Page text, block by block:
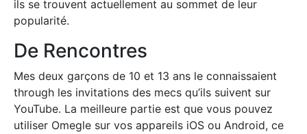
ils se trouvent actuellement au sommet de leur
popularité.
De Rencontres
Mes deux garçons de 10 et 13 ans le connaissaient
through les invitations des mecs qu’ils suivent sur
YouTube. La meilleure partie est que vous pouvez
utiliser Omegle sur vos appareils iOS ou Android, ce